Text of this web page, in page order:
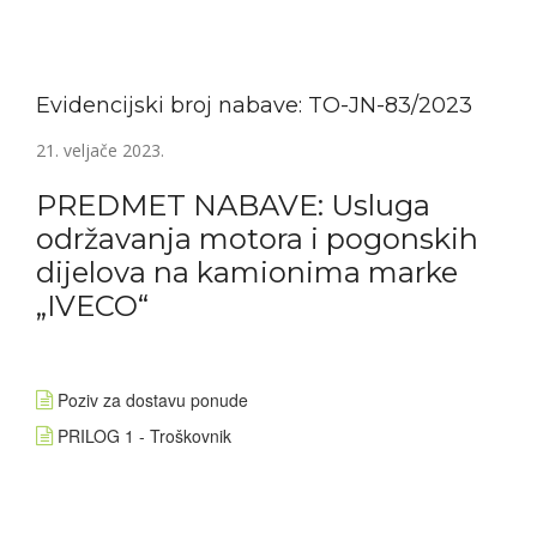
Evidencijski broj nabave: TO-JN-83/2023
21. veljače 2023.
PREDMET NABAVE: Usluga
održavanja motora i pogonskih
dijelova na kamionima marke
„IVECO“
Poziv za dostavu ponude
PRILOG 1 - Troškovnik